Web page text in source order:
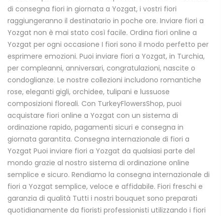
di consegna fiori in giornata a Yozgat, i vostri fiori
raggiungeranno il destinatario in poche ore. Inviare fiori a
Yozgat non è mai stato così facile. Ordina fiori online a
Yozgat per ogni occasione I fiori sono il modo perfetto per
esprimere emozioni. Puoi inviare fiori a Yozgat, in Turchia,
per compleanni, anniversari, congratulazioni, nascite o
condoglianze. Le nostre collezioni includono romantiche
rose, eleganti gigli, orchidee, tulipani e lussuose
composizioni floreali. Con TurkeyFlowersShop, puoi
acquistare fiori online a Yozgat con un sistema di
ordinazione rapido, pagamenti sicuri e consegna in
giornata garantita. Consegna internazionale di fiori a
Yozgat Puoi inviare fiori a Yozgat da qualsiasi parte del
mondo grazie al nostro sistema di ordinazione online
semplice e sicuro. Rendiamo la consegna internazionale di
fiori a Yozgat semplice, veloce e affidabile. Fiori freschi e
garanzia di qualità Tutti i nostri bouquet sono preparati
quotidianamente da fioristi professionisti utilizzando i fiori